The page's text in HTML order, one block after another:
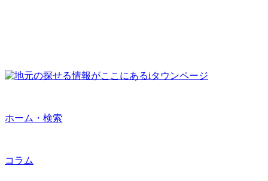
ホーム・検索
コラム